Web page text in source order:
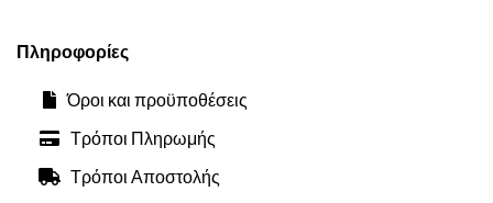
Πληροφορίες
Όροι και προϋποθέσεις
Τρόποι Πληρωμής
Τρόποι Αποστολής